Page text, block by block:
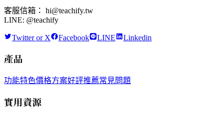
客服信箱： hi@teachify.tw
LINE: @teachify
Twitter or X Facebook LINE Linkedin
產品
功能特色價格方案好評推薦常見問題
實用資源